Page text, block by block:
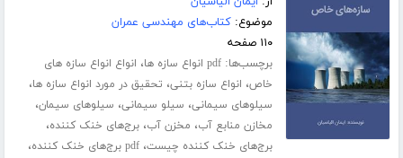
موضوع:کتاب‌های مهندسی عمران
۱۱۰ صفحه
برچسب‌ها:pdf انواع سازه ها ، انواع انواع سازه های
خاص، انواع سازه بتنی، تحقیق در مورد انواع سازه ها،
سیلوهای سیمانی، سیلو سیمانی، سیلوهای سیمان،
مخازن منابع آب، مخزن آب،برج‌های خنک کننده،
برج‌های خنک کننده چیست،pdf برج‌های خنک کننده ،